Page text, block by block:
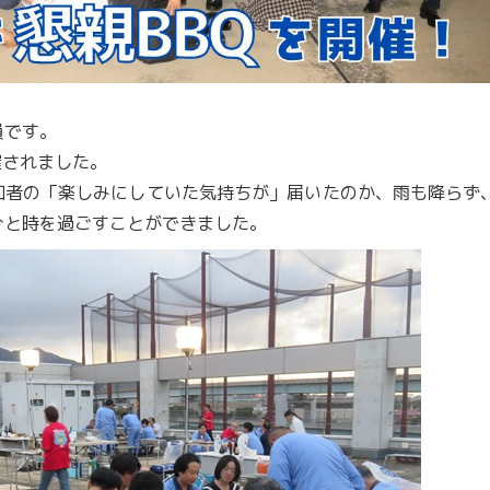
す。
れました。
の「楽しみにしていた気持ちが」届いたのか、雨も降らず
時を過ごすことができました。